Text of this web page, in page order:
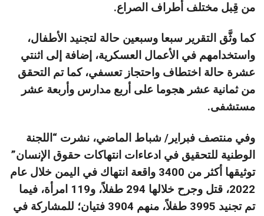
من قِبل مختلف أطراف الصراع.
كما وثَّق التقرير سبعا وسبعين حالة لتجنيد الأطفال،
واستخدامهم في الأعمال العسكرية، إضافة إلى اثنتي
عشرة حالة اختطاف واحتجاز تعسفي، كما تم التحقق
من ثمانية عشر هجوما على أربع مدارس وأربعة عشر
مستشفى.
وفي منتصف فبراير/ شباط الماضي، نشرت “اللجنة
الوطنية للتحقيق في ادعاءات انتهاكات حقوق الإنسان”
توثيقها أكثر من 3400 واقعة انتهاك في اليمن خلال عام
2022، قتل وجرح خلالها 294 طفلاً، و119 امرأة، فيما
تم تجنيد 3995 طفلاً، منهم 3904 فتيان؛ للمشاركة في